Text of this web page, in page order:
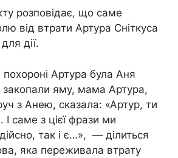
розповідає, що саме
від втрати Артура Сніткуса
дії.
Артура була Аня
яму, мама Артура,
з Анею, сказала: «Артур, ти
саме з цієї фрази ми
так і є…», — ділиться
яка переживала втрату